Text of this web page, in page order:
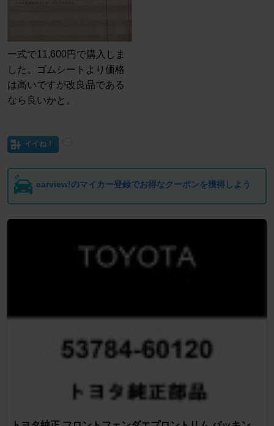
一式で11,600円で購入しま
した。ゴムシートより価格
は高いですが改良品である
なら良いかと。
イイね！
carview!のマイカー登録でお得なクーポンを獲得しよう